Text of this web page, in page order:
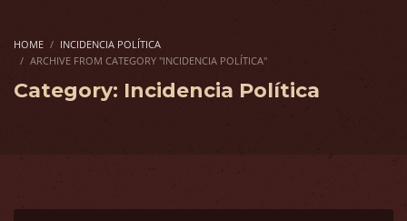
HOME
INCIDENCIA POLÍTICA
ARCHIVE FROM CATEGORY "INCIDENCIA POLÍTICA"
Category: Incidencia Política